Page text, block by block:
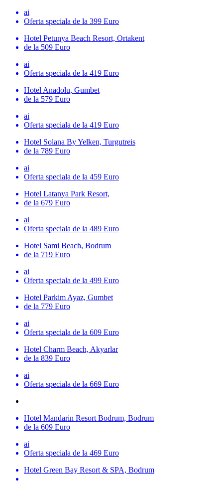
ai
Oferta speciala de la 399 Euro
Hotel Petunya Beach Resort, Ortakent
de la 509 Euro
ai
Oferta speciala de la 419 Euro
Hotel Anadolu, Gumbet
de la 579 Euro
ai
Oferta speciala de la 419 Euro
Hotel Solana By Yelken, Turgutreis
de la 789 Euro
ai
Oferta speciala de la 459 Euro
Hotel Latanya Park Resort,
de la 679 Euro
ai
Oferta speciala de la 489 Euro
Hotel Sami Beach, Bodrum
de la 719 Euro
ai
Oferta speciala de la 499 Euro
Hotel Parkim Ayaz, Gumbet
de la 779 Euro
ai
Oferta speciala de la 609 Euro
Hotel Charm Beach, Akyarlar
de la 839 Euro
ai
Oferta speciala de la 669 Euro
Hotel Mandarin Resort Bodrum, Bodrum
de la 609 Euro
ai
Oferta speciala de la 469 Euro
Hotel Green Bay Resort & SPA, Bodrum